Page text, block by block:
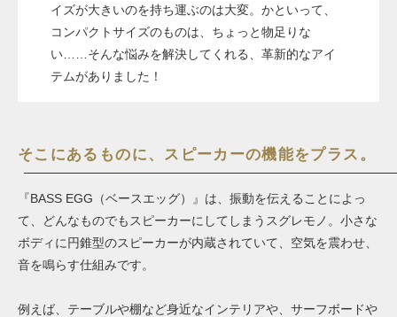
イズが大きいのを持ち運ぶのは大変。かといって、
コンパクトサイズのものは、ちょっと物足りな
い……そんな悩みを解決してくれる、革新的なアイ
テムがありました！
そこにあるものに、スピーカーの機能をプラス。
『BASS EGG（ベースエッグ）』は、振動を伝えることによっ
て、どんなものでもスピーカーにしてしまうスグレモノ。小さな
ボディに円錐型のスピーカーが内蔵されていて、空気を震わせ、
音を鳴らす仕組みです。
例えば、テーブルや棚など身近なインテリアや、サーフボードや